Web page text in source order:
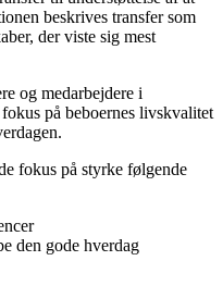
beskrives transfer som
der viste sig mest
og medarbejdere i
på beboernes livskvalitet
fokus på styrke følgende
den gode hverdag